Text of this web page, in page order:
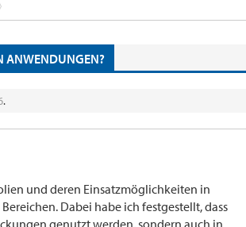
ANWENDUNGEN?
.
und deren Einsatzmöglichkeiten in
Dabei habe ich festgestellt, dass
genutzt werden, sondern auch in